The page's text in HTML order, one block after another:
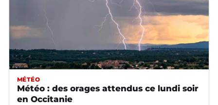
MÉTÉO
Météo : des orages attendus ce lundi soir
en Occitanie